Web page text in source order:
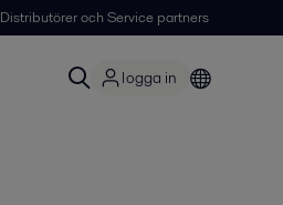
Distributörer och Service partners
logga in